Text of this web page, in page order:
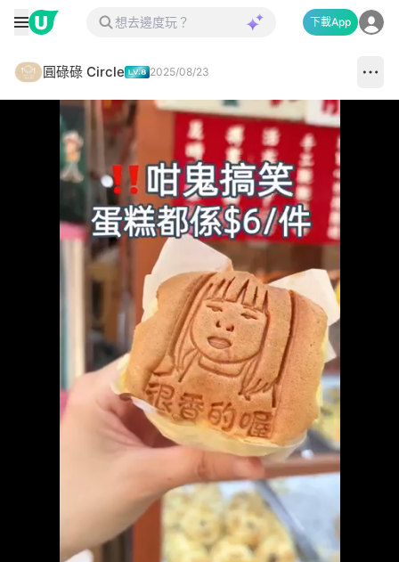
下載App
圓碌碌 Circle 2025/08/23